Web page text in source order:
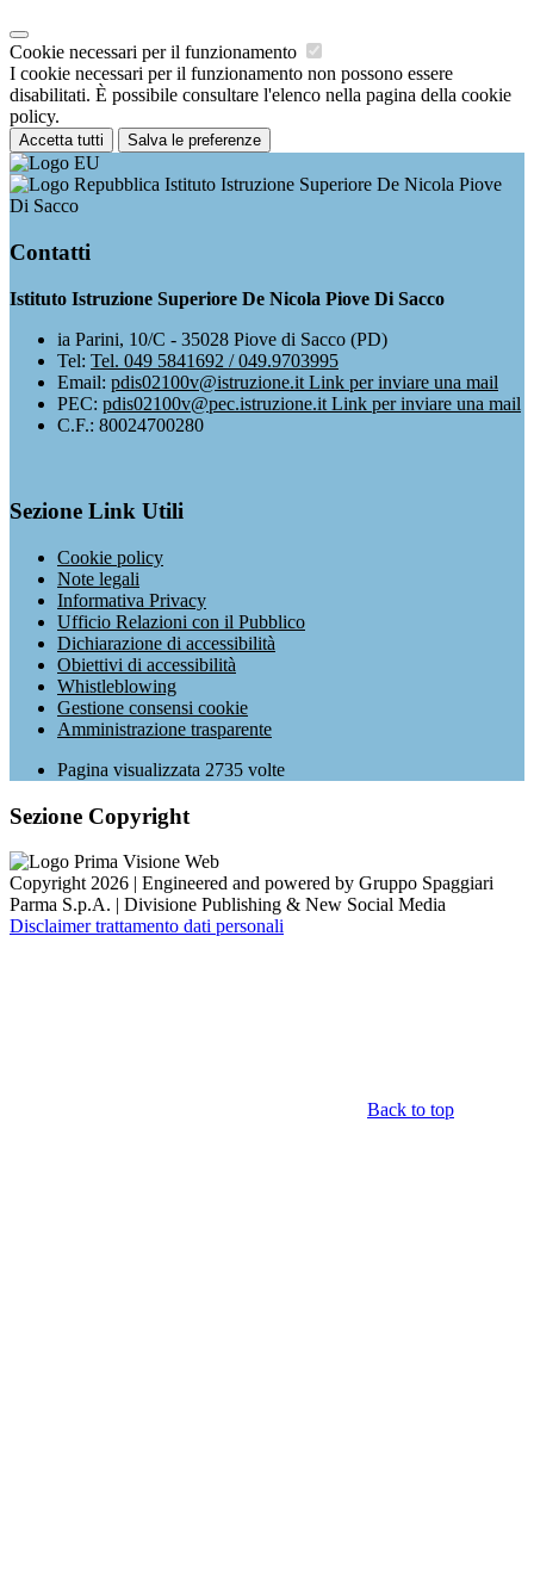
Cookie necessari per il funzionamento
I cookie necessari per il funzionamento non possono essere
disabilitati. È possibile consultare l'elenco nella pagina della cookie
policy.
Accetta tutti Salva le preferenze
Istituto Istruzione Superiore De Nicola Piove
Di Sacco
Contatti
Istituto Istruzione Superiore De Nicola Piove Di Sacco
ia Parini, 10/C - 35028 Piove di Sacco (PD)
Tel: Tel. 049 5841692 / 049.9703995
Email: pdis02100v@istruzione.it Link per inviare una mail
PEC: pdis02100v@pec.istruzione.it Link per inviare una mail
C.F.: 80024700280
Sezione Link Utili
Cookie policy
Note legali
Informativa Privacy
Ufficio Relazioni con il Pubblico
Dichiarazione di accessibilità
Obiettivi di accessibilità
Whistleblowing
Gestione consensi cookie
Amministrazione trasparente
Pagina visualizzata 2735 volte
Sezione Copyright
Copyright 2026 | Engineered and powered by Gruppo Spaggiari
Parma S.p.A. | Divisione Publishing & New Social Media
Disclaimer trattamento dati personali
Back to top